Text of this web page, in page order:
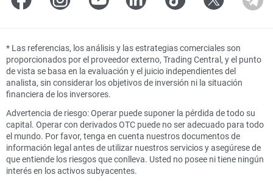
* Las referencias, los análisis y las estrategias comerciales son
proporcionados por el proveedor externo, Trading Central, y el punto
de vista se basa en la evaluación y el juicio independientes del
analista, sin considerar los objetivos de inversión ni la situación
financiera de los inversores.
Advertencia de riesgo: Operar puede suponer la pérdida de todo su
capital. Operar con derivados OTC puede no ser adecuado para todo
el mundo. Por favor, tenga en cuenta nuestros documentos de
información legal antes de utilizar nuestros servicios y asegúrese de
que entiende los riesgos que conlleva. Usted no posee ni tiene ningún
interés en los activos subyacentes.